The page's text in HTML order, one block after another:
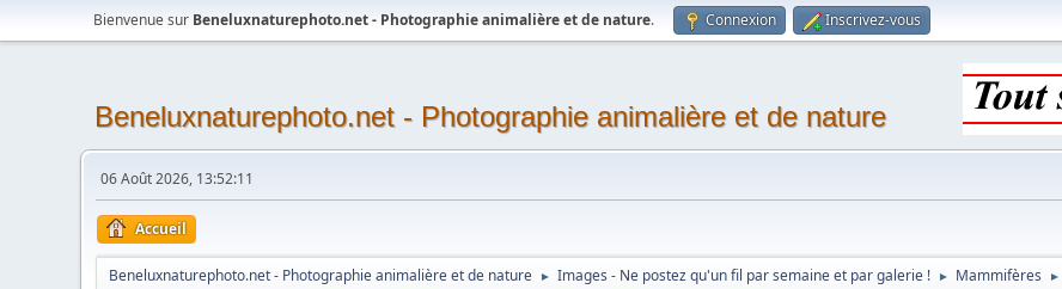
Bienvenue sur Beneluxnaturephoto.net - Photographie animalière et de nature. Connexion Inscrivez-vous
Beneluxnaturephoto.net - Photographie animalière et de nature
06 Août 2026, 13:52:11
Accueil
Beneluxnaturephoto.net - Photographie animalière et de nature ► Images - Ne postez qu'un fil par semaine et par galerie ! ► Mammifères ►